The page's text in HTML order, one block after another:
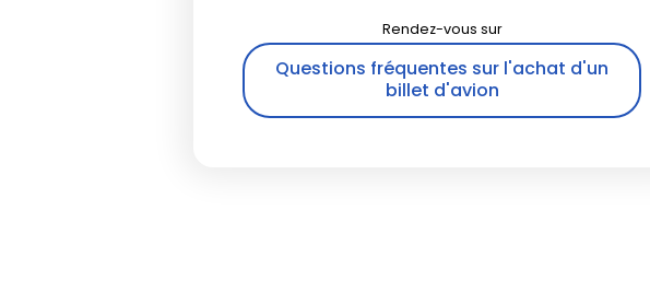
Questions fréquentes sur l'achat d'un
billet d'avion